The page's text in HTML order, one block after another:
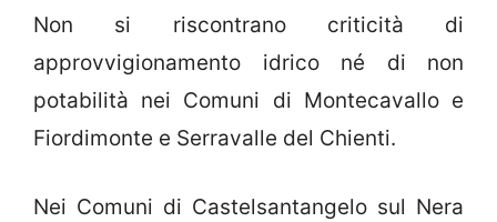
Non si riscontrano criticità di
approvvigionamento idrico né di non
potabilità nei Comuni di Montecavallo e
Fiordimonte e Serravalle del Chienti.
Nei Comuni di Castelsantangelo sul Nera